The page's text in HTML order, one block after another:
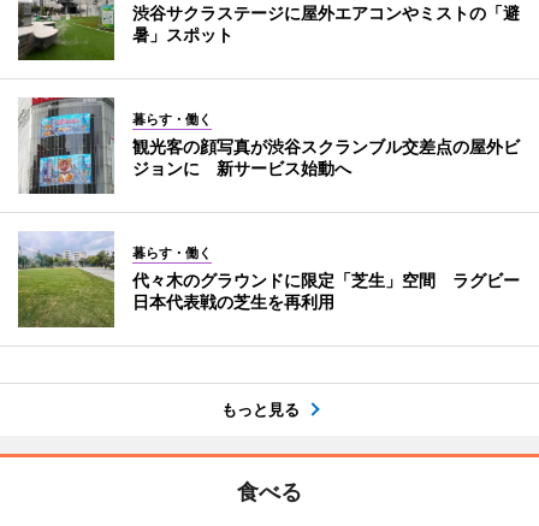
渋谷サクラステージに屋外エアコンやミストの「避
暑」スポット
暮らす・働く
観光客の顔写真が渋谷スクランブル交差点の屋外ビ
ジョンに 新サービス始動へ
暮らす・働く
代々木のグラウンドに限定「芝生」空間 ラグビー
日本代表戦の芝生を再利用
もっと見る
食べる